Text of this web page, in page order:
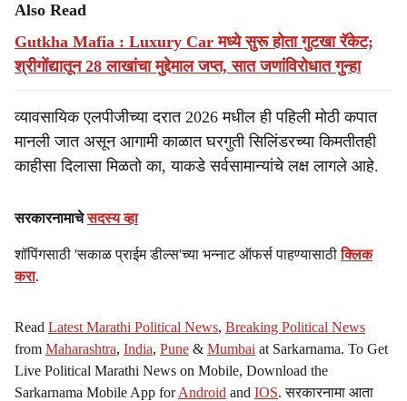
Also Read
Gutkha Mafia : Luxury Car मध्ये सुरू होता गुटखा रॅकेट;
श्रीगोंद्यातून 28 लाखांचा मुद्देमाल जप्त, सात जणांविरोधात गुन्हा
व्यावसायिक एलपीजीच्या दरात 2026 मधील ही पहिली मोठी कपात
मानली जात असून आगामी काळात घरगुती सिलिंडरच्या किमतीतही
काहीसा दिलासा मिळतो का, याकडे सर्वसामान्यांचे लक्ष लागले आहे.
सरकारनामाचेसदस्य व्हा
शॉपिंगसाठी 'सकाळ प्राईम डील्स'च्या भन्नाट ऑफर्स पाहण्यासाठीक्लिक
करा.
Read Latest Marathi Political News, Breaking Political News
from Maharashtra, India, Pune & Mumbai at Sarkarnama. To Get
Live Political Marathi News on Mobile, Download the
Sarkarnama Mobile App forAndroid and IOS. सरकारनामा आता